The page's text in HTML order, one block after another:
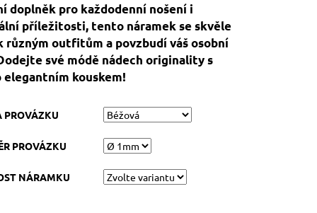
doplněk pro každodenní nošení i
příležitosti, tento náramek se skvěle
různým outfitům a povzbudí váš osobní
své módě nádech originality s
kouskem!
PROVÁZKU
PROVÁZKU
NÁRAMKU